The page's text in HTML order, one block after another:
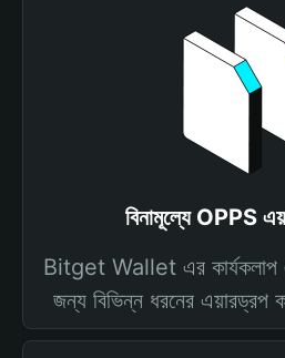
বিনামূল্যে OPPS
Bitget Wallet এর কার্যকলাপ
জন্য বিভিন্ন ধরনের এয়ারড্রপ